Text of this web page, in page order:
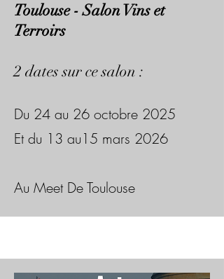
Toulouse - Salon Vins et
Terroirs
​2 dates sur ce salon :
​Du 24 au 26 octobre 2025
Et du 13 au15 mars 2026
Au Meet De Toulouse